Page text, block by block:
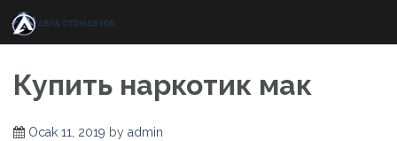
content
Купить наркотик мак
Ocak 11, 2019 by admin